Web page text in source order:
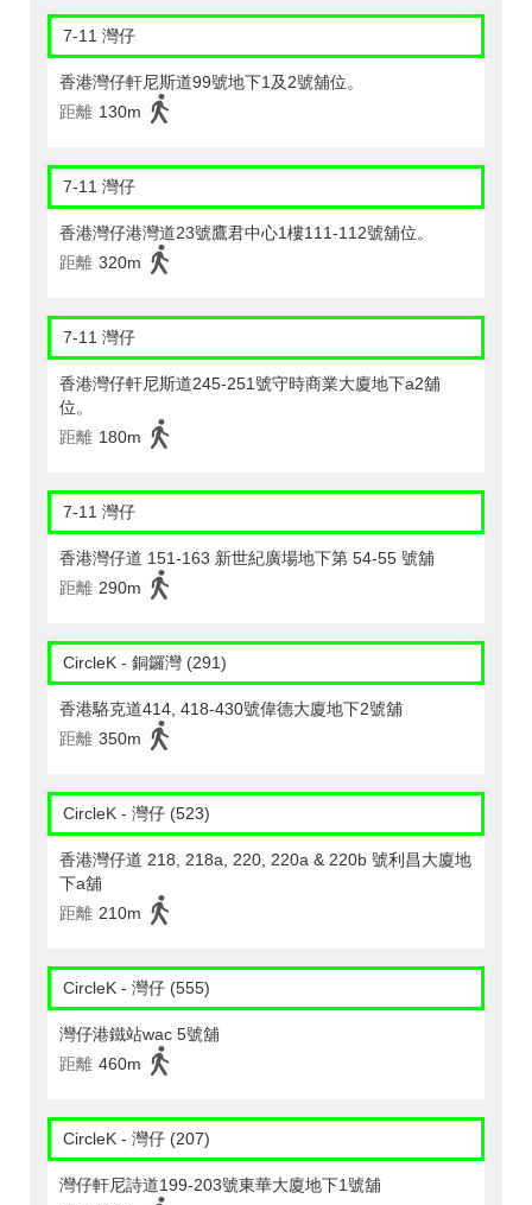
7-11 灣仔
香港灣仔軒尼斯道99號地下1及2號舖位。
距離 130m
7-11 灣仔
香港灣仔港灣道23號鷹君中心1樓111-112號舖位。
距離 320m
7-11 灣仔
香港灣仔軒尼斯道245-251號守時商業大廈地下a2舖
位。
距離 180m
7-11 灣仔
香港灣仔道 151-163 新世紀廣場地下第 54-55 號舖
距離 290m
CircleK - 銅鑼灣 (291)
香港駱克道414, 418-430號偉德大廈地下2號舖
距離 350m
CircleK - 灣仔 (523)
香港灣仔道 218, 218a, 220, 220a & 220b 號利昌大廈地
下a舖
距離 210m
CircleK - 灣仔 (555)
灣仔港鐵站wac 5號舖
距離 460m
CircleK - 灣仔 (207)
灣仔軒尼詩道199-203號東華大廈地下1號舖